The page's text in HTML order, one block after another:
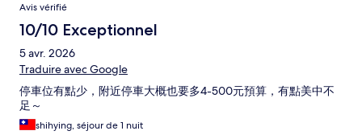
Avis vérifié
10/10 Exceptionnel
5 avr. 2026
Traduire avec Google
停車位有點少，附近停車大概也要多4-500元預算，有點美中不
足～
shihying, séjour de 1 nuit